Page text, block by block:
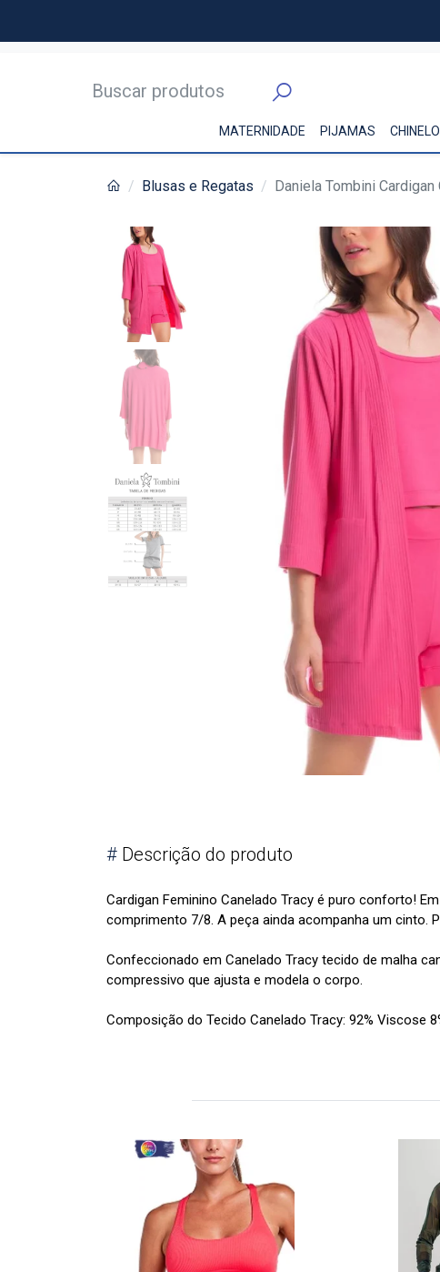
MATERNIDADE PIJAMAS
Blusas e Regatas Daniela Tombini Cardigan
# Descrição do produto
Cardigan Feminino Canelado Tracy é puro conforto!
comprimento 7/8. A peça ainda acompanha um
Confeccionado em Canelado Tracy tecido de malha
compressivo que ajusta e modela o corpo.
Composição do Tecido Canelado Tracy: 92% Viscose